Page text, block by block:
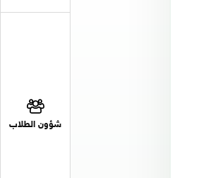
شؤون الطلاب